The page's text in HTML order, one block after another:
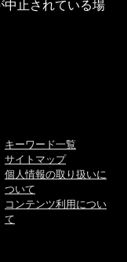
止されている場
キーワード一覧
サイトマップ
個人情報の取り扱いに
ついて
コンテンツ利用につい
て